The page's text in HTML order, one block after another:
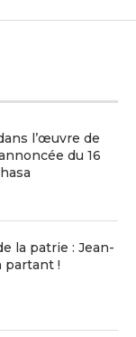
l’œuvre de
du 16
la patrie : Jean-
partant !